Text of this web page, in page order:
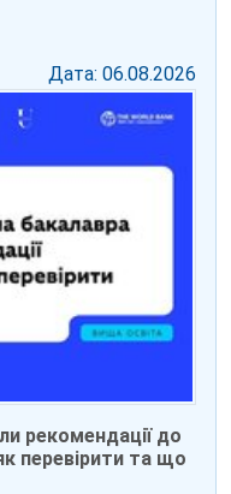
Дата: 06.08.2026
рекомендації до
перевірити та що